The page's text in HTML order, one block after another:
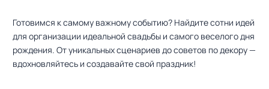
Готовимся к самому важному событию? Найдите сотни идей
для организации идеальной свадьбы и самого веселого дня
рождения. От уникальных сценариев до советов по декору —
вдохновляйтесь и создавайте свой праздник!